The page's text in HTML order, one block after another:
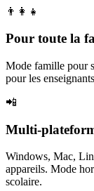
👨‍👩‍👧
Pour toute la
Mode famille pour
pour les
📲
Multi-
Windows, Mac,
appareils. Mode
scolaire.